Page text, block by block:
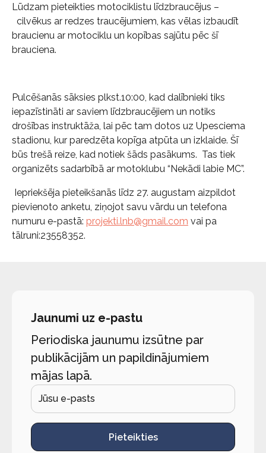
Lūdzam pieteikties motociklistu līdzbraucējus –
cilvēkus ar redzes traucējumiem, kas vēlas izbaudīt
braucienu ar motociklu un kopības sajūtu pēc šī
brauciena.
Pulcēšanās sāksies plkst.10:00, kad dalībnieki tiks
iepazīstināti ar saviem līdzbraucējiem un notiks
drošības instruktāža, lai pēc tam dotos uz Upesciema
stadionu, kur paredzēta kopīga atpūta un izklaide. Šī
būs trešā reize, kad notiek šāds pasākums. Tas tiek
organizēts sadarbībā ar motoklubu “Nekādi labie MC”.
Iepriekšēja pieteikšanās līdz 27. augustam aizpildot
pievienoto anketu, ziņojot savu vārdu un telefona
numuru e-pastā: projekti.lnb@gmail.com vai pa
tālruni:23558352.
Jaunumi uz e-pastu
Periodiska jaunumu izsūtne par
publikācijām un papildinājumiem
mājas lapā.
Pieteikties